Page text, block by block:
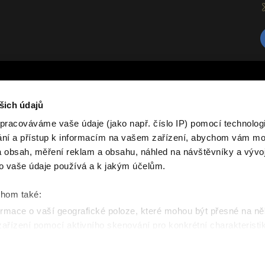
údajů
vaše údaje (jako např. číslo IP) pomocí
a přístup k informacím na vašem zařízení, abychom vám
obsah, měření reklam a obsahu, náhled na návštěvníky a
vaše údaje používá a k jakým účelům.
také:
o vaší geografické poloze, které mohou být přesné na
můžete kdykoliv změnit nebo odvolat v části Prohlášení o
Značka Samohyl Exclusive
drobné savce tvoří jádro
různých ročních období, textilní
další praktické chovatelské
vyráběny v České republice,
vyhrazena.